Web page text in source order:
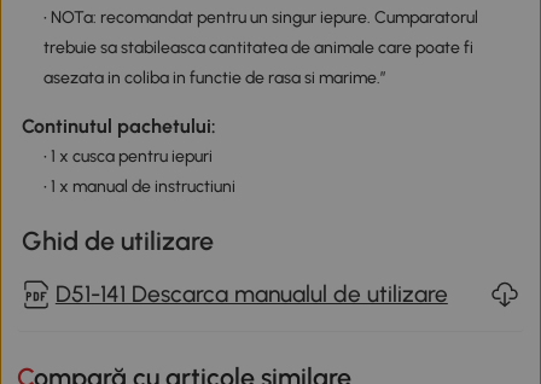
• NOTa: recomandat pentru un singur iepure. Cumparatorul
trebuie sa stabileasca cantitatea de animale care poate fi
asezata in coliba in functie de rasa si marime.”
Continutul pachetului:
• 1 x cusca pentru iepuri
• 1 x manual de instructiuni
Ghid de utilizare
D51-141 Descarca manualul de utilizare
Compară cu articole similare